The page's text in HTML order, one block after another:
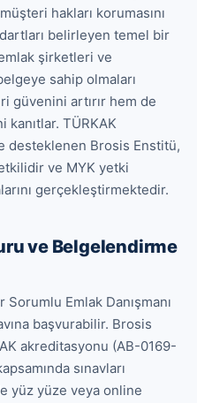
hakları korumasını
belirleyen temel bir
şirketleri ve
sahip olmaları
güvenini artırır hem de
kanıtlar. TÜRKAK
desteklenen Brosis Enstitü,
ve MYK yetki
gerçekleştirmektedir.
ve Belgelendirme
Emlak Danışmanı
başvurabilir. Brosis
akreditasyonu (AB-0169-
sınavları
yüz yüze veya online